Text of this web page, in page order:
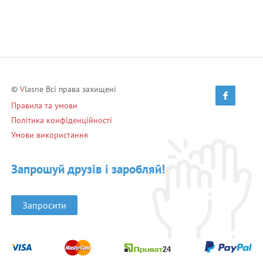
© Vlasne Всі права захищені
Правила та умови
Політика конфіденційності
Умови використання
Запрошуй друзів і заробляй!
Запросити